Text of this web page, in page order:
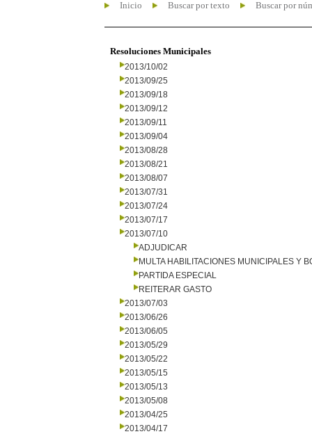
Inicio Buscar por texto Buscar por
Resoluciones Municipales
2013/10/02
2013/09/25
2013/09/18
2013/09/12
2013/09/11
2013/09/04
2013/08/28
2013/08/21
2013/08/07
2013/07/31
2013/07/24
2013/07/17
2013/07/10
ADJUDICAR
MULTA HABILITACIONES MUNICIPALES Y
PARTIDA ESPECIAL
REITERAR GASTO
2013/07/03
2013/06/26
2013/06/05
2013/05/29
2013/05/22
2013/05/15
2013/05/13
2013/05/08
2013/04/25
2013/04/17